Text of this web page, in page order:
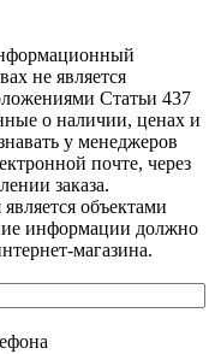
не является
Статьи 437
о наличии, ценах и
у менеджеров
почте, через
заказа.
объектами
информации должно
магазина.